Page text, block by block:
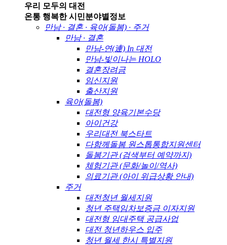
우리 모두의 대전
온통 행복한 시민분야별정보
만남 · 결혼 · 육아(돌봄) · 주거
만남 · 결혼
만남-연(連) In 대전
만남-빛이나는 HOLO
결혼장려금
임신지원
출산지원
육아(돌봄)
대전형 양육기본수당
아이건강
우리대전 북스타트
다함께돌봄 원스톱통합지원센터
돌봄기관 (검색부터 예약까지)
체험기관 (문화/놀이/역사)
의료기관 (아이 위급상황 안내)
주거
대전청년 월세지원
청년 주택임차보증금 이자지원
대전형 임대주택 공급사업
대전 청년하우스 입주
청년 월세 한시 특별지원